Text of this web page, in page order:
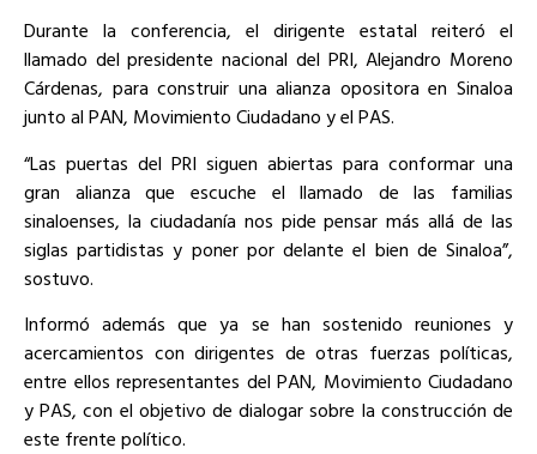
Durante la conferencia, el dirigente estatal reiteró el
llamado del presidente nacional del PRI, Alejandro Moreno
Cárdenas, para construir una alianza opositora en Sinaloa
junto al PAN, Movimiento Ciudadano y el PAS.
“Las puertas del PRI siguen abiertas para conformar una
gran alianza que escuche el llamado de las familias
sinaloenses, la ciudadanía nos pide pensar más allá de las
siglas partidistas y poner por delante el bien de Sinaloa”,
sostuvo.
Informó además que ya se han sostenido reuniones y
acercamientos con dirigentes de otras fuerzas políticas,
entre ellos representantes del PAN, Movimiento Ciudadano
y PAS, con el objetivo de dialogar sobre la construcción de
este frente político.